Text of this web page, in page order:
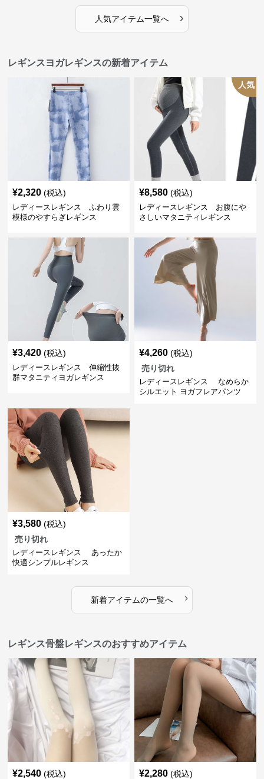
人気アイテム一覧へ ›
レギンスヨガレギンスの新着アイテム
¥2,320 (税込)
レディースレギンス ふわり雲
模様のやすらぎレギンス
人気
¥8,580 (税込)
レディースレギンス お腹にや
さしいマタニティレギンス
¥3,420 (税込)
レディースレギンス 伸縮性抜
群マタニティヨガレギンス
¥4,260 (税込)
売り切れ
レディースレギンス なめらか
シルエット ヨガフレアパンツ
¥3,580 (税込)
売り切れ
レディースレギンス あったか
快適シンプルレギンス
新着アイテムの一覧へ ›
レギンス骨盤レギンスのおすすめアイテム
¥2,540 (税込) ¥2,280 (税込)